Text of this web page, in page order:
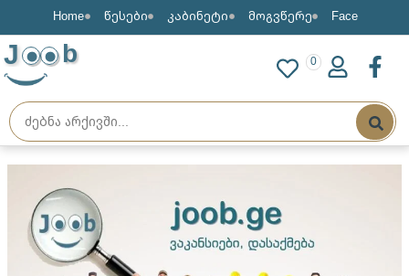
Home წესები კაბინეტი მოგვწერე Face
J b 0